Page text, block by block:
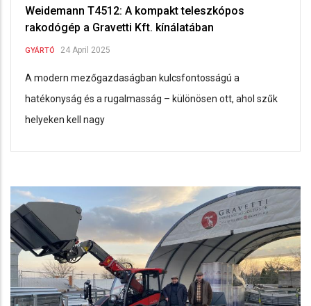
Weidemann T4512: A kompakt teleszkópos
rakodógép a Gravetti Kft. kínálatában
GYÁRTÓ 24 April 2025
A modern mezőgazdaságban kulcsfontosságú a
hatékonyság és a rugalmasság – különösen ott, ahol szűk
helyeken kell nagy